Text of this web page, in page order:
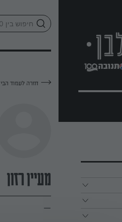
חזרה לעמוד
מעיין רזון
—